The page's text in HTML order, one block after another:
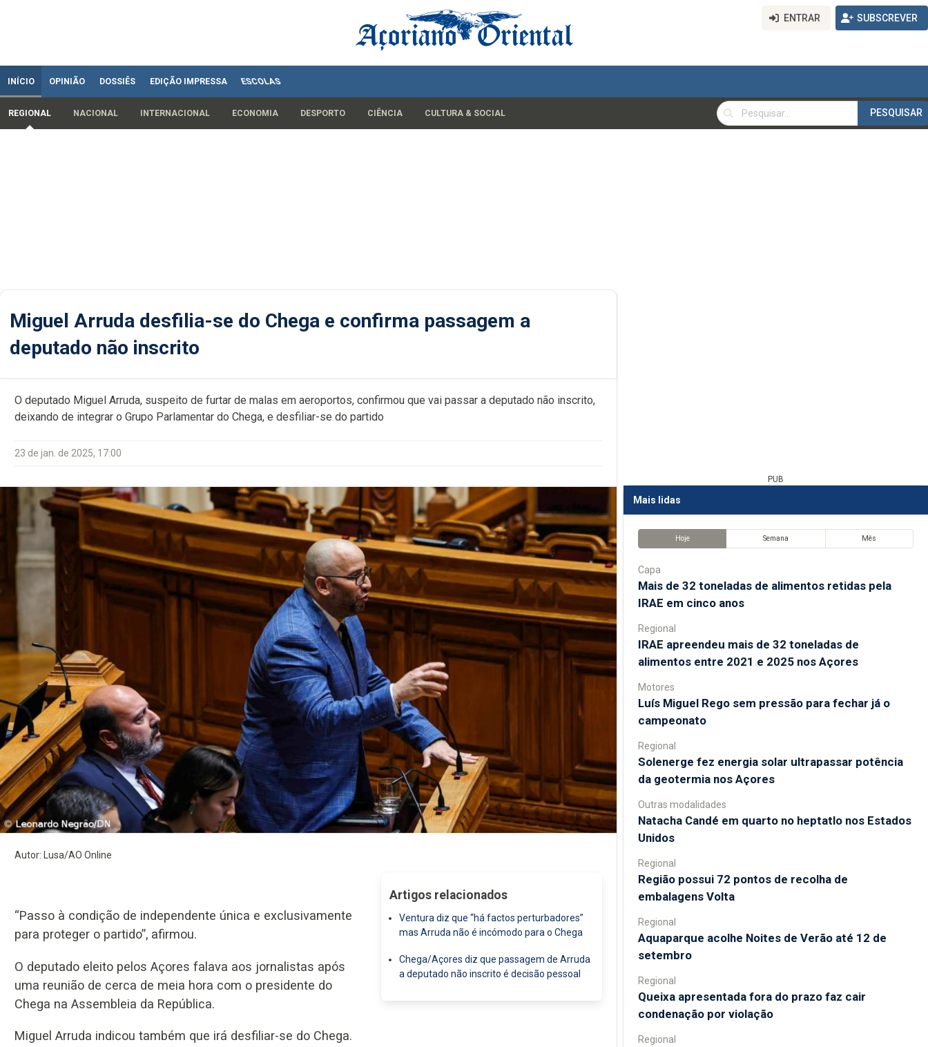
ENTRAR SUBSCREVER
INÍCIO OPINIÃO DOSSIÊS EDIÇÃO IMPRESSA ESCOLAS
REGIONAL NACIONAL INTERNACIONAL ECONOMIA DESPORTO CIÊNCIA CULTURA & SOCIAL
PESQUISAR
PESQUISAR
Miguel Arruda desfilia-se do Chega e confirma passagem a
deputado não inscrito
O deputado Miguel Arruda, suspeito de furtar de malas em aeroportos, confirmou que vai passar a deputado não inscrito,
deixando de integrar o Grupo Parlamentar do Chega, e desfiliar-se do partido
23 de jan. de 2025, 17:00
Autor: Lusa/AO Online
Artigos relacionados
Ventura diz que “há factos perturbadores”
mas Arruda não é incómodo para o Chega
Chega/Açores diz que passagem de Arruda
a deputado não inscrito é decisão pessoal
“Passo à condição de independente única e exclusivamente
para proteger o partido”, afirmou.
O deputado eleito pelos Açores falava aos jornalistas após
uma reunião de cerca de meia hora com o presidente do
Chega na Assembleia da República.
Miguel Arruda indicou também que irá desfiliar-se do Chega.
PUB
Mais lidas
Hoje Semana Mês
Capa
Mais de 32 toneladas de alimentos retidas pela
IRAE em cinco anos
Regional
IRAE apreendeu mais de 32 toneladas de
alimentos entre 2021 e 2025 nos Açores
Motores
Luís Miguel Rego sem pressão para fechar já o
campeonato
Regional
Solenerge fez energia solar ultrapassar potência
da geotermia nos Açores
Outras modalidades
Natacha Candé em quarto no heptatlo nos Estados
Unidos
Regional
Região possui 72 pontos de recolha de
embalagens Volta
Regional
Aquaparque acolhe Noites de Verão até 12 de
setembro
Regional
Queixa apresentada fora do prazo faz cair
condenação por violação
Regional